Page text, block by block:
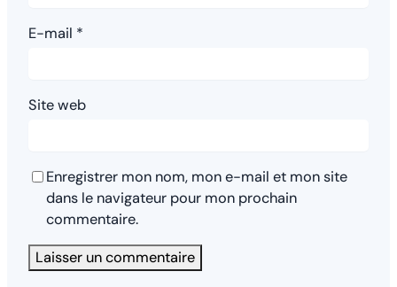
E-mail *
Site web
Enregistrer mon nom, mon e-mail et mon site
dans le navigateur pour mon prochain
commentaire.